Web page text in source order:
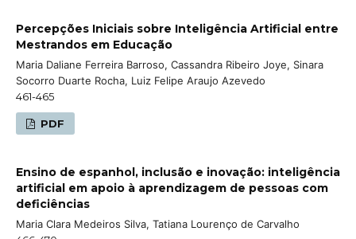
Percepções Iniciais sobre Inteligência Artificial entre
Mestrandos em Educação
Maria Daliane Ferreira Barroso, Cassandra Ribeiro Joye, Sinara
Socorro Duarte Rocha, Luiz Felipe Araujo Azevedo
461-465
PDF
Ensino de espanhol, inclusão e inovação: inteligência
artificial em apoio à aprendizagem de pessoas com
deficiências
Maria Clara Medeiros Silva, Tatiana Lourenço de Carvalho